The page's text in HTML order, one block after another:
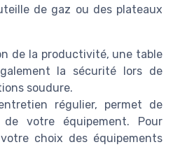
de gaz ou des plateaux
de la productivité, une table
la sécurité lors de
soudure.
régulier, permet de
votre équipement. Pour
choix des équipements